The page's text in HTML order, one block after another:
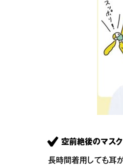
空前絶後のマス
長時間着用しても耳